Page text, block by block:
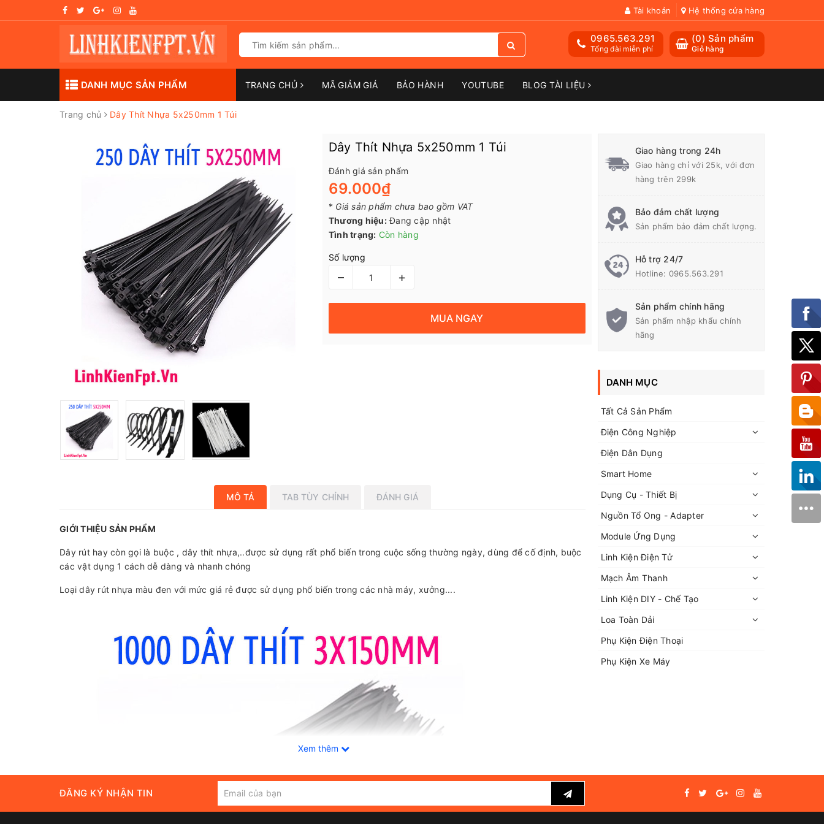
Tài khoản Hệ thống cửa hàng
(0) Sản phẩm
Giỏ hàng
0965.563.291
Tổng đài miễn phí
DANH MỤC SẢN PHẨM TRANG CHỦ MÃ GIẢM GIÁ BẢO HÀNH YOUTUBE BLOG TÀI LIỆU
Trang chủ Dây Thít Nhựa 5x250mm 1 Túi
Dây Thít Nhựa 5x250mm 1 Túi
Đánh giá sản phẩm
69.000₫
* Giá sản phẩm chưa bao gồm VAT
Thương hiệu: Đang cập nhật
Tình trạng: Còn hàng
Số lượng
– +
MUA NGAY
MÔ TẢ TAB TÙY CHỈNH ĐÁNH GIÁ
GIỚI THIỆU SẢN PHẨM
Dây rút hay còn gọi là buộc , dây thít nhựa,..được sử dụng rất phổ biến trong cuộc sống thường ngày, dùng để cố định, buộc
các vật dụng 1 cách dễ dàng và nhanh chóng
Loại dây rút nhựa màu đen với mức giá rẻ được sử dụng phổ biến trong các nhà máy, xưởng....
Xem thêm
Giao hàng trong 24h
Giao hàng chỉ với 25k, với đơn
hàng trên 299k
Bảo đảm chất lượng
Sản phẩm bảo đảm chất lượng.
Hỗ trợ 24/7
Hotline: 0965.563.291
Sản phẩm chính hãng
Sản phẩm nhập khẩu chính
hãng
DANH MỤC
Tất Cả Sản Phẩm
Điện Công Nghiệp
Điện Dân Dụng
Smart Home
Dụng Cụ - Thiết Bị
Nguồn Tổ Ong - Adapter
Module Ứng Dụng
Linh Kiện Điện Tử
Mạch Âm Thanh
Linh Kiện DIY - Chế Tạo
Loa Toàn Dải
Phụ Kiện Điện Thoại
Phụ Kiện Xe Máy
ĐĂNG KÝ NHẬN TIN